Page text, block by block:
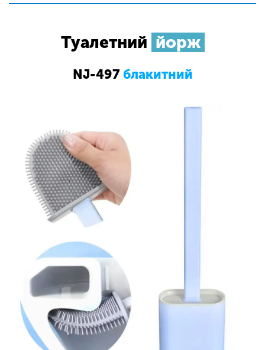
Туалетний йорж
NJ-497 блакитний